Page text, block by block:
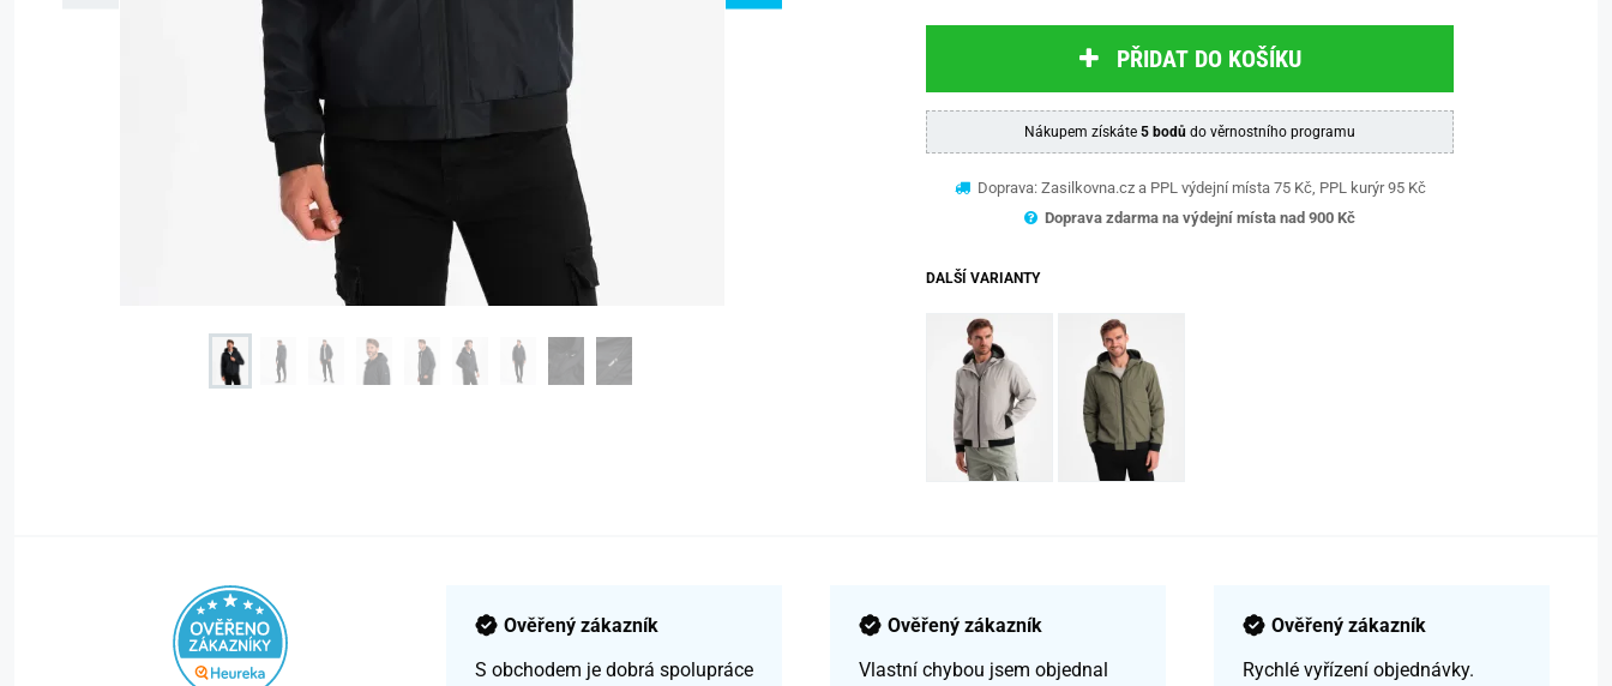
PŘIDAT DO KOŠÍKU
Nákupem získáte 5 bodů do věrnostního programu
Doprava: Zasilkovna.cz a PPL výdejní místa 75 Kč, PPL kurýr 95 Kč
Doprava zdarma na výdejní místa nad 900 Kč
DALŠÍ VARIANTY
Ověřený zákazník
S obchodem je dobrá spolupráce
Ověřený zákazník
Vlastní chybou jsem objednal
Ověřený zákazník
Rychlé vyřízení objednávky.